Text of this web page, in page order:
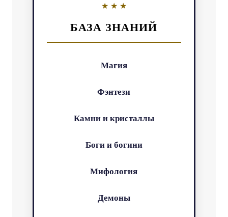
БАЗА ЗНАНИЙ
Магия
Фэнтези
Камни и кристаллы
Боги и богини
Мифология
Демоны